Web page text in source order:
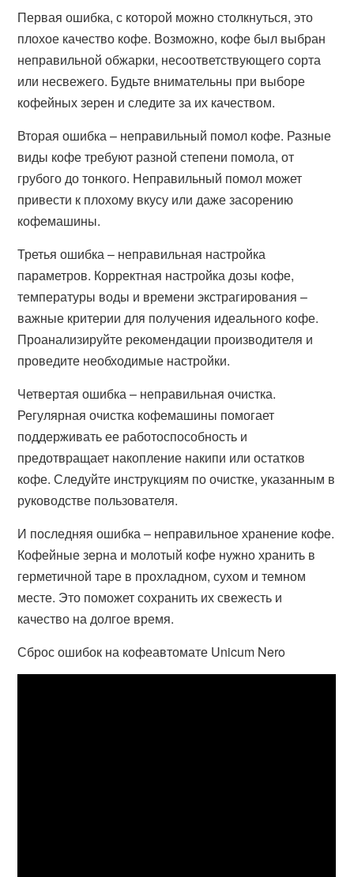
Первая ошибка, с которой можно столкнуться, это
плохое качество кофе. Возможно, кофе был выбран
неправильной обжарки, несоответствующего сорта
или несвежего. Будьте внимательны при выборе
кофейных зерен и следите за их качеством.
Вторая ошибка – неправильный помол кофе. Разные
виды кофе требуют разной степени помола, от
грубого до тонкого. Неправильный помол может
привести к плохому вкусу или даже засорению
кофемашины.
Третья ошибка – неправильная настройка
параметров. Корректная настройка дозы кофе,
температуры воды и времени экстрагирования –
важные критерии для получения идеального кофе.
Проанализируйте рекомендации производителя и
проведите необходимые настройки.
Четвертая ошибка – неправильная очистка.
Регулярная очистка кофемашины помогает
поддерживать ее работоспособность и
предотвращает накопление накипи или остатков
кофе. Следуйте инструкциям по очистке, указанным в
руководстве пользователя.
И последняя ошибка – неправильное хранение кофе.
Кофейные зерна и молотый кофе нужно хранить в
герметичной таре в прохладном, сухом и темном
месте. Это поможет сохранить их свежесть и
качество на долгое время.
Сброс ошибок на кофеавтомате Unicum Nero